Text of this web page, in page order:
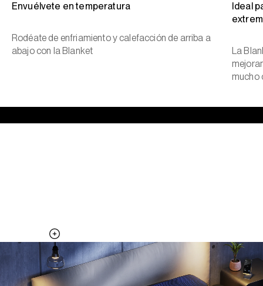
Envuélvete en temperatura
Rodéate de enfriamiento y calefacción de arriba a
abajo con la Blanket
Ideal
La
mucho